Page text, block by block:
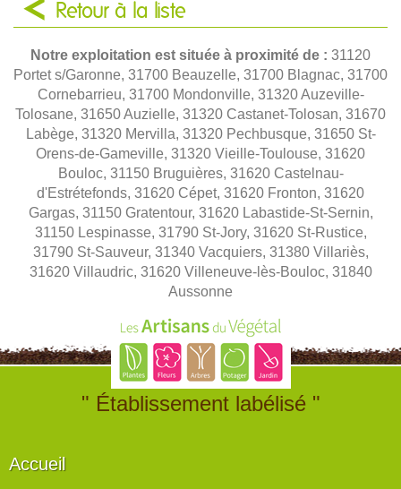
Retour à la liste
Notre exploitation est située à proximité de : 31120
Portet s/Garonne, 31700 Beauzelle, 31700 Blagnac, 31700
Cornebarrieu, 31700 Mondonville, 31320 Auzeville-
Tolosane, 31650 Auzielle, 31320 Castanet-Tolosan, 31670
Labège, 31320 Mervilla, 31320 Pechbusque, 31650 St-
Orens-de-Gameville, 31320 Vieille-Toulouse, 31620
Bouloc, 31150 Bruguières, 31620 Castelnau-
d'Estrétefonds, 31620 Cépet, 31620 Fronton, 31620
Gargas, 31150 Gratentour, 31620 Labastide-St-Sernin,
31150 Lespinasse, 31790 St-Jory, 31620 St-Rustice,
31790 St-Sauveur, 31340 Vacquiers, 31380 Villariès,
31620 Villaudric, 31620 Villeneuve-lès-Bouloc, 31840
Aussonne
" Établissement labélisé "
Accueil